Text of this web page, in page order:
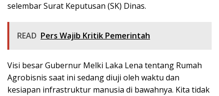
selembar Surat Keputusan (SK) Dinas.
READ Pers Wajib Kritik Pemerintah
Visi besar Gubernur Melki Laka Lena tentang Rumah
Agrobisnis saat ini sedang diuji oleh waktu dan
kesiapan infrastruktur manusia di bawahnya. Kita tidak